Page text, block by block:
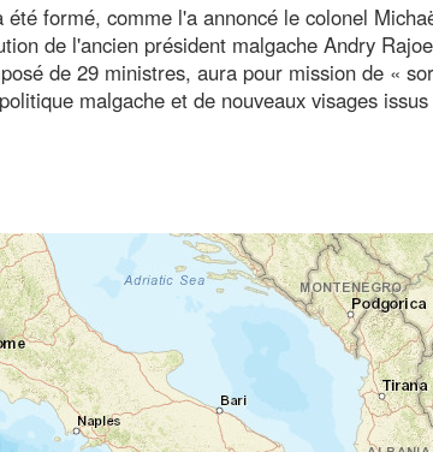
formé, comme l'a annoncé le colonel
de l'ancien président malgache Andry
de 29 ministres, aura pour mission de «
malgache et de nouveaux visages issus